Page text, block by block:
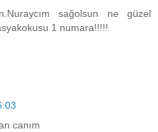
sağolsun ne güzel
1 numara!!!!!
canım